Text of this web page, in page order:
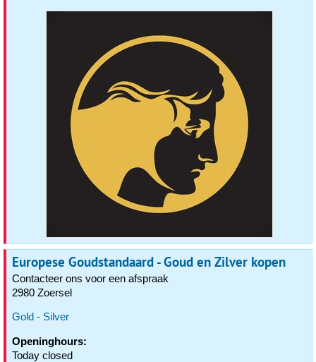
Europese Goudstandaard - Goud en Zilver kopen
Contacteer ons voor een afspraak
2980 Zoersel
Gold - Silver
Openinghours:
Today closed